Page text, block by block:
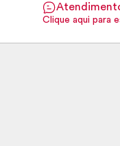
Clique aqui para